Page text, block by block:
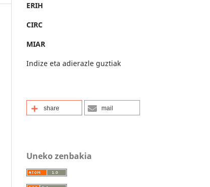
ERIH
CIRC
MIAR
Indize eta adierazle guztiak
share mail
Uneko zenbakia